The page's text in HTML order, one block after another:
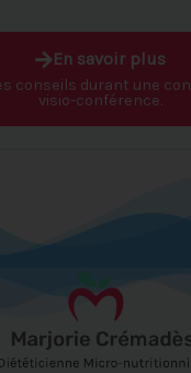
En savoir plus
conseils durant une
visio-conférence.